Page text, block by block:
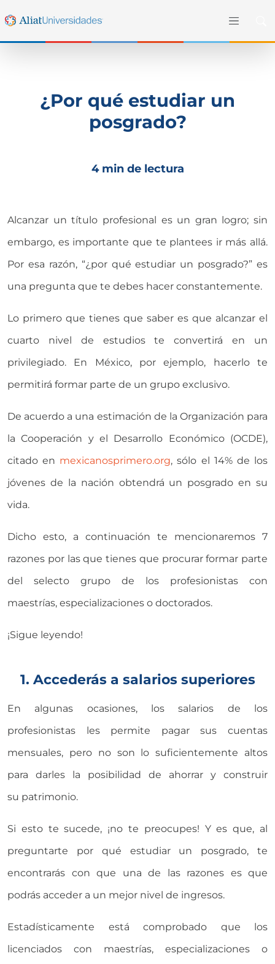
¿Por qué estudiar un
posgrado?
4 min de lectura
Alcanzar un título profesional es un gran logro; sin
embargo, es importante que te plantees ir más allá.
Por esa razón, “¿por qué estudiar un posgrado?” es
una pregunta que te debes hacer constantemente.
Lo primero que tienes que saber es que alcanzar el
cuarto nivel de estudios te convertirá en un
privilegiado. En México, por ejemplo, hacerlo te
permitirá formar parte de un grupo exclusivo.
De acuerdo a una estimación de la Organización para
la Cooperación y el Desarrollo Económico (OCDE),
citado en mexicanosprimero.org, sólo el 14% de los
jóvenes de la nación obtendrá un posgrado en su
vida.
Dicho esto, a continuación te mencionaremos 7
razones por las que tienes que procurar formar parte
del selecto grupo de los profesionistas con
maestrías, especializaciones o doctorados.
¡Sigue leyendo!
1. Accederás a salarios superiores
En algunas ocasiones, los salarios de los
profesionistas les permite pagar sus cuentas
mensuales, pero no son lo suficientemente altos
para darles la posibilidad de ahorrar y construir
su patrimonio.
Si esto te sucede, ¡no te preocupes! Y es que, al
preguntarte por qué estudiar un posgrado, te
encontrarás con que una de las razones es que
podrás acceder a un mejor nivel de ingresos.
Estadísticamente está comprobado que los
licenciados con maestrías, especializaciones o